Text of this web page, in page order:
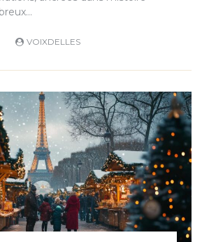
VOIXDELLES